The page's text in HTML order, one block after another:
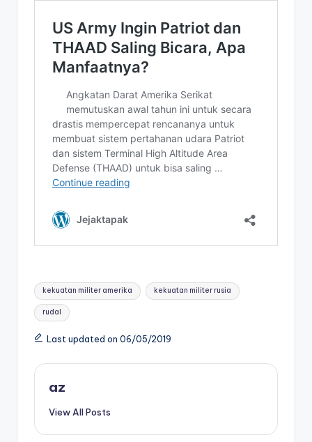
Tags:
kekuatan militer amerika kekuatan militer rusia
rudal
Last updated on 06/05/2019
az
View All Posts